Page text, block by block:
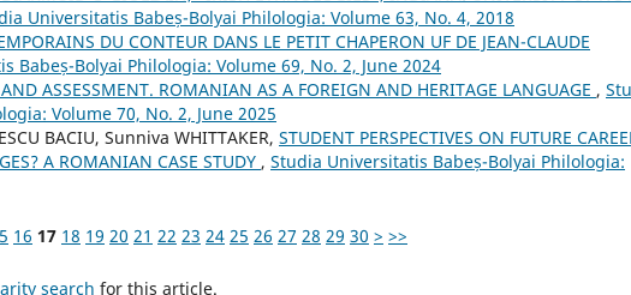
Universitatis Babeș-Bolyai Philologia: Volume 63, No. 4, 2018
DU CONTEUR DANS LE PETIT CHAPERON UF DE JEAN-CLAUDE
Babeș-Bolyai Philologia: Volume 69, No. 2, June 2024
ASSESSMENT. ROMANIAN AS A FOREIGN AND HERITAGE LANGUAGE ,
Volume 70, No. 2, June 2025
BACIU, Sunniva WHITTAKER, STUDENT PERSPECTIVES ON FUTURE
A ROMANIAN CASE STUDY , Studia Universitatis Babeș-Bolyai Philologia:
16 17 18 19 20 21 22 23 24 25 26 27 28 29 30 > >>
search for this article.